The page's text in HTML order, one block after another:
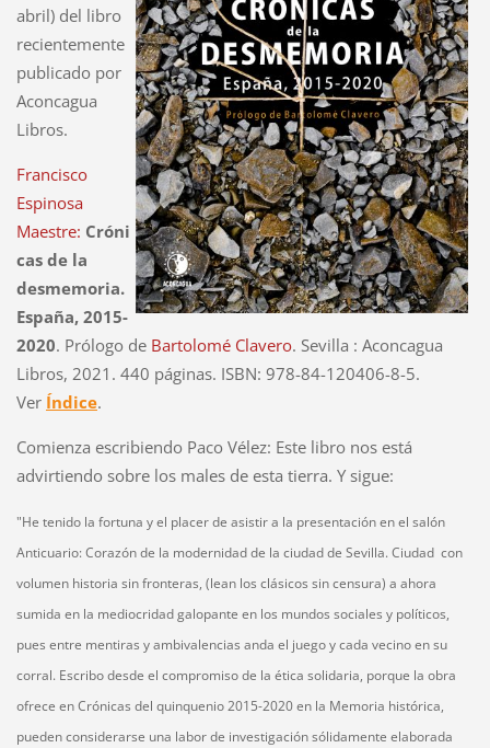
abril) del libro
recientemente
publicado por
Aconcagua
Libros.
Francisco
Espinosa
Maestre: Cróni
cas de la
desmemoria.
España, 2015-
2020. Prólogo de Bartolomé Clavero. Sevilla : Aconcagua
Libros, 2021. 440 páginas. ISBN: 978-84-120406-8-5.
Ver Índice.
Comienza escribiendo Paco Vélez: Este libro nos está
advirtiendo sobre los males de esta tierra. Y sigue:
"He tenido la fortuna y el placer de asistir a la presentación en el salón
Anticuario: Corazón de la modernidad de la ciudad de Sevilla. Ciudad con
volumen historia sin fronteras, (lean los clásicos sin censura) a ahora
sumida en la mediocridad galopante en los mundos sociales y políticos,
pues entre mentiras y ambivalencias anda el juego y cada vecino en su
corral. Escribo desde el compromiso de la ética solidaria, porque la obra
ofrece en Crónicas del quinquenio 2015-2020 en la Memoria histórica,
pueden considerarse una labor de investigación sólidamente elaborada